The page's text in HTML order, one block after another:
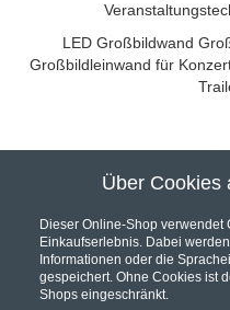
LED Großbildwand
Großbildleinwand für
Über Cookies
Dieser Online-Shop verwendet
Einkaufserlebnis. Dabei
Informationen oder die
gespeichert. Ohne Cookies ist
Shops eingeschränkt.